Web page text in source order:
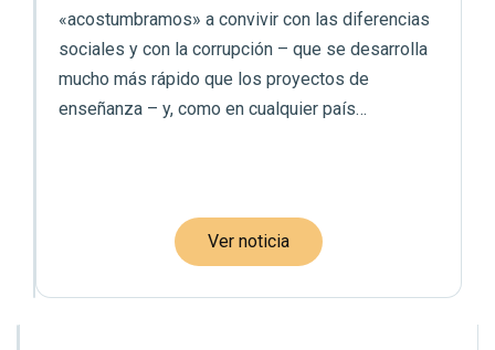
«acostumbramos» a convivir con las diferencias
sociales y con la corrupción – que se desarrolla
mucho más rápido que los proyectos de
enseñanza – y, como en cualquier país…
Ver noticia